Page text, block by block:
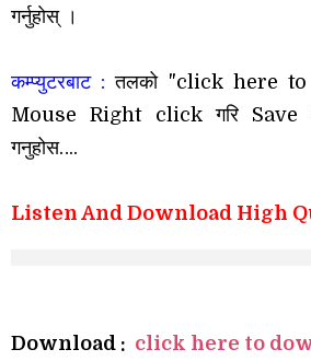
गर्नुहाेस् ।
कम्प्युटरबाट : तलको "click here to
Mouse Right click गरि
गनुहोस….
Listen And Download High
Download : click here to